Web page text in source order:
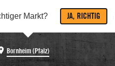
Markt? JA, RICHTIG
Bornheim (Pfalz)